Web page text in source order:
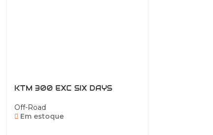
KTM 300 EXC SIX DAYS
Off-Road
Em estoque